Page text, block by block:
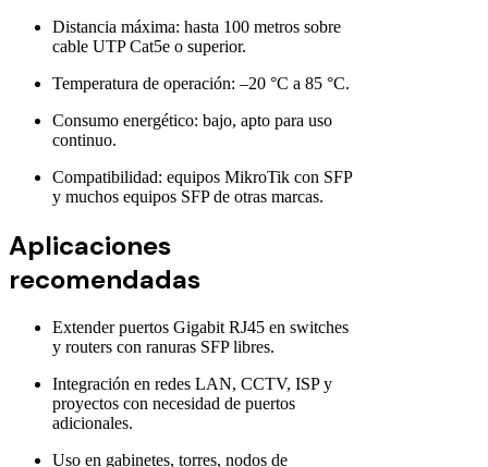
Distancia máxima: hasta 100 metros sobre
cable UTP Cat5e o superior.
Temperatura de operación: –20 °C a 85 °C.
Consumo energético: bajo, apto para uso
continuo.
Compatibilidad: equipos MikroTik con SFP
y muchos equipos SFP de otras marcas.
Aplicaciones
recomendadas
Extender puertos Gigabit RJ45 en switches
y routers con ranuras SFP libres.
Integración en redes LAN, CCTV, ISP y
proyectos con necesidad de puertos
adicionales.
Uso en gabinetes, torres, nodos de